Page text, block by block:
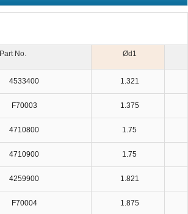
Part No. Ød1
4533400 1.321
F70003 1.375
4710800 1.75
4710900 1.75
4259900 1.821
F70004 1.875